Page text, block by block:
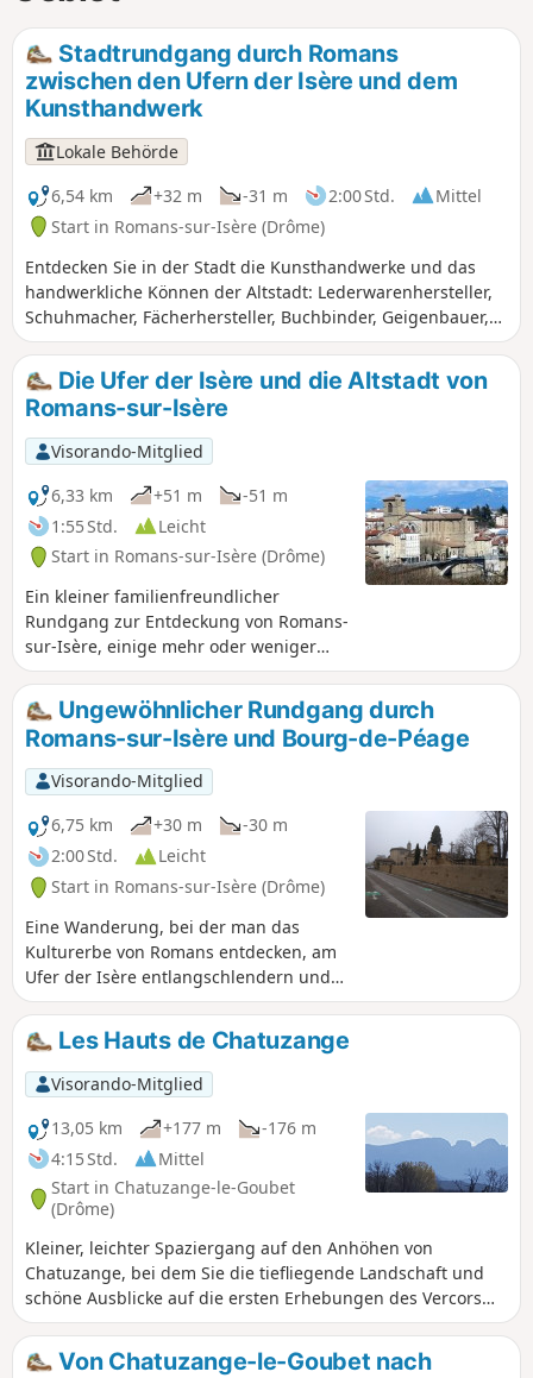
Stadtrundgang durch Romans
zwischen den Ufern der Isère und dem
Kunsthandwerk
Lokale Behörde
6,54 km
+32 m -31 m 2:00 Std.
Mittel
Start in Romans-sur-Isère (Drôme)
Entdecken Sie in der Stadt die Kunsthandwerke und das
handwerkliche Können der Altstadt: Lederwarenhersteller,
Schuhmacher, Fächerhersteller, Buchbinder, Geigenbauer,
Juwelier, bildender Künstler, Keramiker, Polsterer … sowie
einen Einblick in die Hutmacherei. In der Natur führt Sie
dieser Spaziergang zu einem Streifzug entlang der Ufer der
Isère.
Die Ufer der Isère und die Altstadt von
Romans-sur-Isère
Visorando-Mitglied
6,33 km
+51 m
-51 m
1:55 Std.
Leicht
Start in Romans-sur-Isère (Drôme)
Ein kleiner familienfreundlicher
Rundgang zur Entdeckung von Romans-
sur-Isère, einige mehr oder weniger
gepflegte Stationen eines Kreuzwegs,
schöne renovierte Gebäude und das
Ufer der Isère.
Ungewöhnlicher Rundgang durch
Romans-sur-Isère und Bourg-de-Péage
Visorando-Mitglied
6,75 km
+30 m
-30 m
2:00 Std.
Leicht
Start in Romans-sur-Isère (Drôme)
Eine Wanderung, bei der man das
Kulturerbe von Romans entdecken, am
Ufer der Isère entlangschlendern und
wenig bekannte, ungewöhnliche Wege
nehmen kann, um die Stadt mit
möglichst wenig Asphalt zu
durchqueren, sowie optional den
Rundweg durch den Bois des Naix in
Bourg-de-Péage.
Les Hauts de Chatuzange
Visorando-Mitglied
13,05 km
+177 m
-176 m
4:15 Std.
Mittel
Start in Chatuzange-le-Goubet
(Drôme)
Kleiner, leichter Spaziergang auf den Anhöhen von
Chatuzange, bei dem Sie die tiefliegende Landschaft und
schöne Ausblicke auf die ersten Erhebungen des Vercors
und die umliegenden Dörfer entdecken können. Es gibt
verschiedene Möglichkeiten, die Runde zu verkürzen.
Von Chatuzange-le-Goubet nach